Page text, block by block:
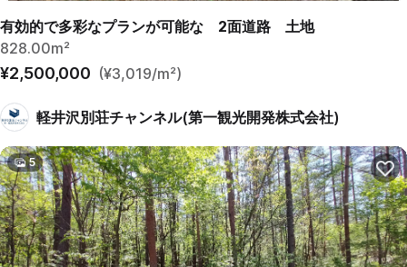
有効的で多彩なプランが可能な 2面道路 土地
828.00m²
¥2,500,000 (¥3,019/m²)
軽井沢別荘チャンネル(第一観光開発株式会社)
5